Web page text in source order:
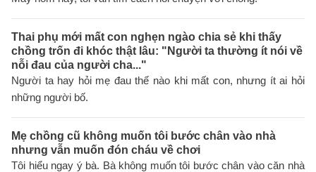
Thai phụ mới mất con nghẹn ngào chia sẻ khi thấy
chồng trốn đi khóc thật lâu: "Người ta thường ít nói về
nỗi đau của người cha..."
Người ta hay hỏi mẹ đau thế nào khi mất con, nhưng ít ai hỏi
những người bố.
Mẹ chồng cũ không muốn tôi bước chân vào nhà
nhưng vẫn muốn đón cháu về chơi
Tôi hiểu ngay ý bà. Bà không muốn tôi bước chân vào căn nhà